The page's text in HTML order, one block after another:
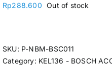
Rp288.600 Out of stock
SKU: P-NBM-BSC011
Category: KEL136 - BOSCH